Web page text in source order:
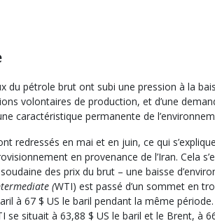
pétrole brut ont subi une pression à la
volontaires de production, et d’une
caractéristique permanente de
redressés en mai et en juin, ce qui
en provenance de l’Iran. Cela
des prix du brut – une baisse
(WTI) est passé d’un sommet en
à 67 $ US le baril pendant la même
situait à 63,88 $ US le baril et le Brent, à